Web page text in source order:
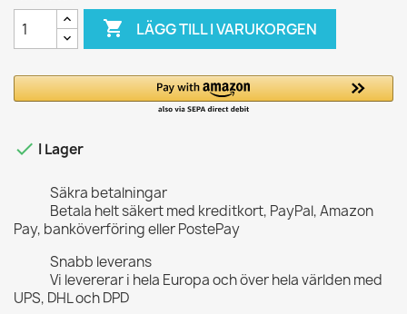
 LÄGG TILL I VARUKORGEN
 I Lager
Säkra betalningar
Betala helt säkert med kreditkort, PayPal, Amazon
Pay, banköverföring eller PostePay
Snabb leverans
Vi levererar i hela Europa och över hela världen med
UPS, DHL och DPD